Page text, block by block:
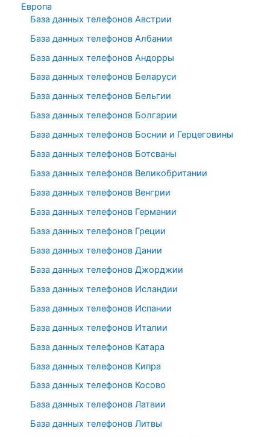
Европа
База данных телефонов Австрии
База данных телефонов Албании
База данных телефонов Андорры
База данных телефонов Беларуси
База данных телефонов Бельгии
База данных телефонов Болгарии
База данных телефонов Боснии и Герцеговины
База данных телефонов Ботсваны
База данных телефонов Великобритании
База данных телефонов Венгрии
База данных телефонов Германии
База данных телефонов Греции
База данных телефонов Дании
База данных телефонов Джорджии
База данных телефонов Исландии
База данных телефонов Испании
База данных телефонов Италии
База данных телефонов Катара
База данных телефонов Кипра
База данных телефонов Косово
База данных телефонов Латвии
База данных телефонов Литвы